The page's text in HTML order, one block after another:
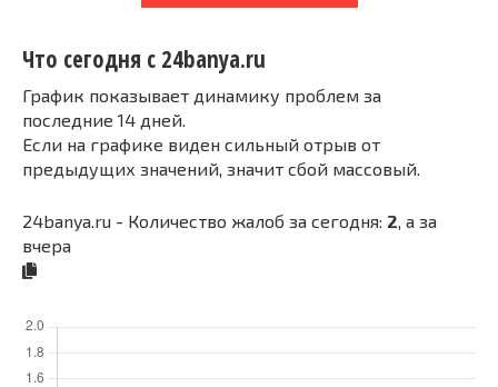
Что сегодня с 24banya.ru
График показывает динамику проблем за
последние 14 дней.
Если на графике виден сильный отрыв от
предыдущих значений, значит сбой массовый.
24banya.ru - Количество жалоб за сегодня: 2 , а за
вчера